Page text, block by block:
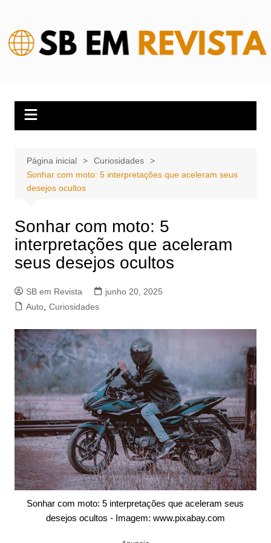
conteúdo
Página inicial
Curiosidades
Sonhar com moto: 5 interpretações que aceleram seus
desejos ocultos
Sonhar com moto: 5
interpretações que aceleram
seus desejos ocultos
SB em Revista
junho 20, 2025
Auto, Curiosidades
Sonhar com moto: 5 interpretações que aceleram seus
desejos ocultos - Imagem: www.pixabay.com